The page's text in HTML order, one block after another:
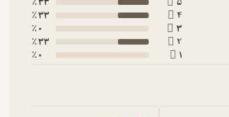
4
33 ٪
3
0 ٪
2
33 ٪
1
0 ٪